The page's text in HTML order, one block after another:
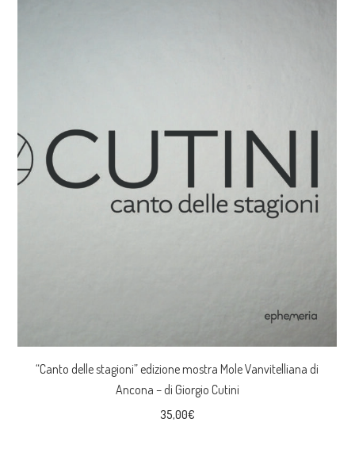
“Canto delle stagioni” edizione mostra Mole Vanvitelliana di
Ancona – di Giorgio Cutini
35,00€